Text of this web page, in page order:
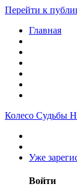
Перейти к
Главная
Колесо Судьбы
Уже
Войти